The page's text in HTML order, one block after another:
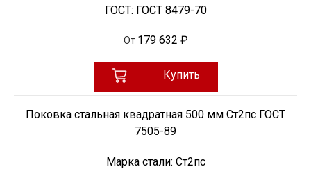
ГОСТ: ГОСТ 8479-70
От 179 632 ₽
Купить
Поковка стальная квадратная 500 мм Ст2пс ГОСТ
7505-89
Марка стали: Ст2пс